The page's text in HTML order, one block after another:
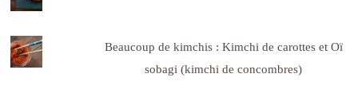
Beaucoup de kimchis : Kimchi de carottes et Oï
sobagi (kimchi de concombres)